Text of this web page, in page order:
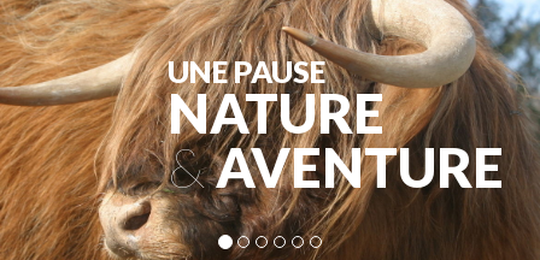
UNE PAUSE
NATURE
&AVENTURE